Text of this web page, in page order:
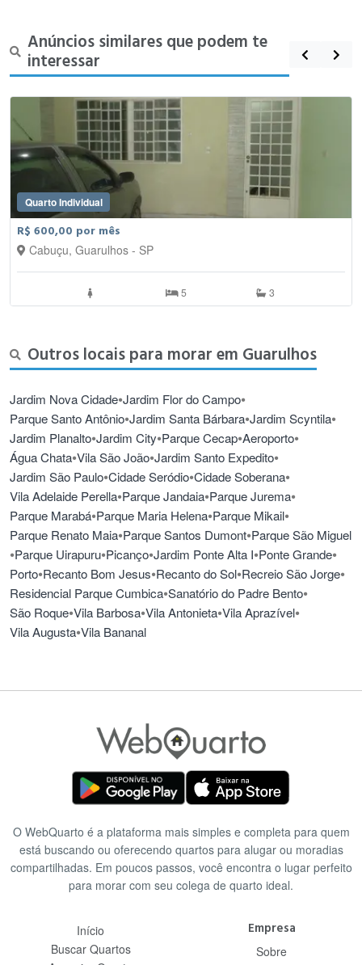
Anúncios similares que podem te
interessar
Quarto Individual
R$ 600,00 por mês
Cabuçu, Guarulhos - SP
5 3
Outros locais para morar em Guarulhos
Jardim Nova Cidade•Jardim Flor do Campo•
Parque Santo Antônio•Jardim Santa Bárbara•Jardim Scyntila•
Jardim Planalto•Jardim City•Parque Cecap•Aeroporto•
Água Chata•Vila São João•Jardim Santo Expedito•
Jardim São Paulo•Cidade Seródio•Cidade Soberana•
Vila Adelaide Perella•Parque Jandaia•Parque Jurema•
Parque Marabá•Parque Maria Helena•Parque Mikail•
Parque Renato Maia•Parque Santos Dumont•Parque São Miguel
•Parque Uirapuru•Picanço•Jardim Ponte Alta I•Ponte Grande•
Porto•Recanto Bom Jesus•Recanto do Sol•Recreio São Jorge•
Residencial Parque Cumbica•Sanatório do Padre Bento•
São Roque•Vila Barbosa•Vila Antonieta•Vila Aprazível•
Vila Augusta•Vila Bananal
O WebQuarto é a plataforma mais simples e completa para quem
está buscando ou oferecendo quartos para alugar ou moradias
compartilhadas. Em poucos passos, você encontra o lugar perfeito
para morar com seu colega de quarto ideal.
Início
Buscar Quartos
Empresa
Sobre